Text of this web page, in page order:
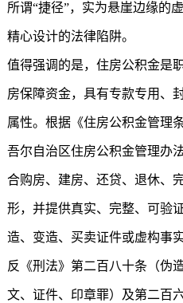
所谓“捷径”，实为悬崖边缘的
精心设计的法律陷阱。
值得强调的是，住房公积金是
房保障资金，具有专款专用、
属性。根据《住房公积金管理
吾尔自治区住房公积金管理办
合购房、建房、还贷、退休、
形，并提供真实、完整、可验
造、变造、买卖证件或虚构事
反《刑法》第二百八十条（伪
文、证件、印章罪）及第二百